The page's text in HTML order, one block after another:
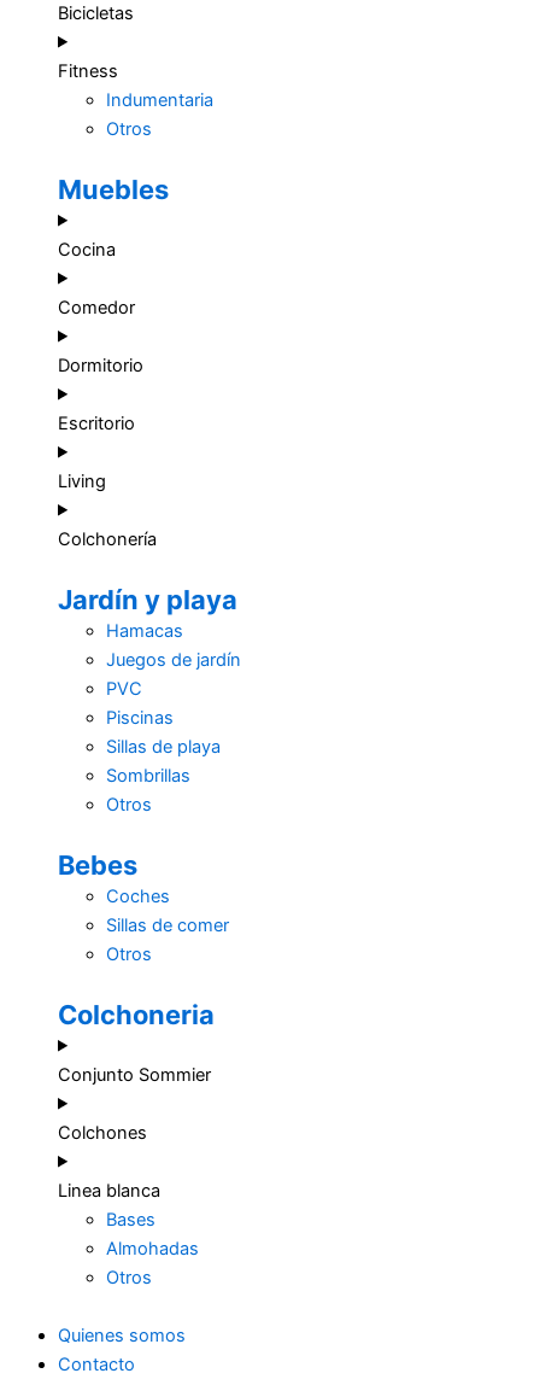
Bicicletas
Fitness
Indumentaria
Otros
Muebles
Cocina
Comedor
Dormitorio
Escritorio
Living
Colchonería
Jardín y playa
Hamacas
Juegos de jardín
PVC
Piscinas
Sillas de playa
Sombrillas
Otros
Bebes
Coches
Sillas de comer
Otros
Colchoneria
Conjunto Sommier
Colchones
Linea blanca
Bases
Almohadas
Otros
Quienes somos
Contacto